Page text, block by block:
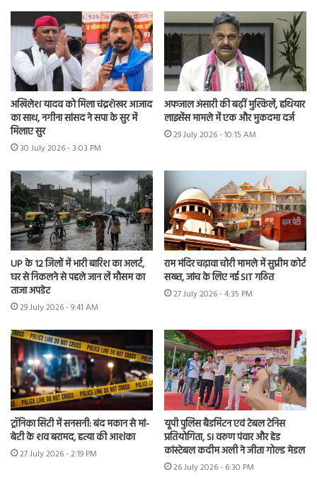
अखिलेश यादव को मिला चंद्रशेखर आजाद
का साथ, नगीना सांसद ने सपा के सुर में
मिलाए सुर
30 July 2026 - 3:03 PM
अफजाल अंसारी की बढ़ीं मुश्किलें, हथियार
लाइसेंस मामले में एक और मुकदमा दर्ज
29 July 2026 - 10:15 AM
UP के 12 जिलों में भारी बारिश का अलर्ट,
घर से निकलने से पहले जान लें मौसम का
ताजा अपडेट
29 July 2026 - 9:41 AM
राम मंदिर चढ़ावा चोरी मामले में सुप्रीम कोर्ट
सख्त, जांच के लिए नई SIT गठित
27 July 2026 - 4:35 PM
ट्रॉनिका सिटी में सनसनी: बंद मकान से मां-
बेटी के शव बरामद, हत्या की आशंका
27 July 2026 - 2:19 PM
यूपी पुलिस बैडमिंटन एवं टेबल टेनिस
प्रतियोगिता, SI वरुण पंवार और हेड
कांस्टेबल कदीम अली ने जीता गोल्ड मेडल
26 July 2026 - 6:30 PM